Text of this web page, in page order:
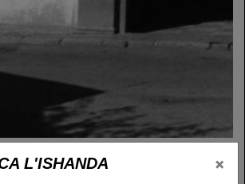
L'ISHANDA ×